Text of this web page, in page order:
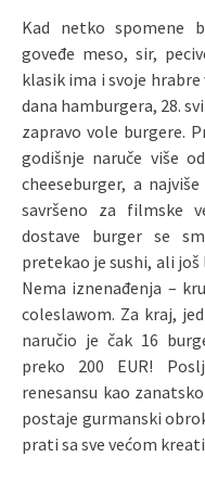
Kad netko spomene
goveđe meso, sir,
klasik ima i svoje
dana hamburgera, 28.
zapravo vole burgere.
godišnje naruče više
cheeseburger, a
savršeno za filmske
dostave burger se
pretekao je sushi, ali još
Nema iznenađenja –
coleslawom. Za kraj,
naručio je čak 16
preko 200 EUR!
renesansu kao
postaje gurmanski
prati sa sve većom